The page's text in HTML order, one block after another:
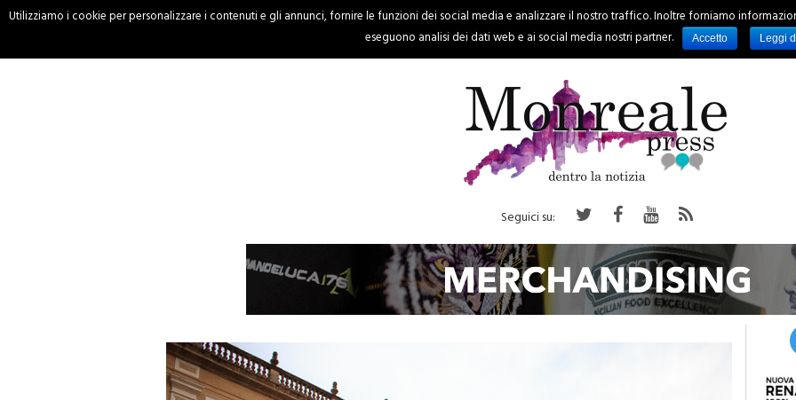
HOME CRONACA PALERMO REGIONE EVENTI RUBRICHE SPORT
Seguici su:
Utilizziamo i cookie per personalizzare i contenuti e gli annunci, fornire le funzioni dei social media e analizzare il nostro traffico. Inoltre forniamo
eseguono analisi dei dati web e ai social media nostri partner.
Accetto Leggi